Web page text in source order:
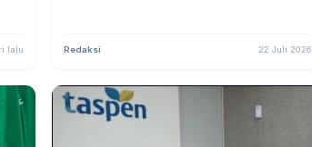
lalu Redaksi 22 Juli 2026